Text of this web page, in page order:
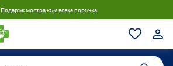
Подарък мостра към всяка поръчка